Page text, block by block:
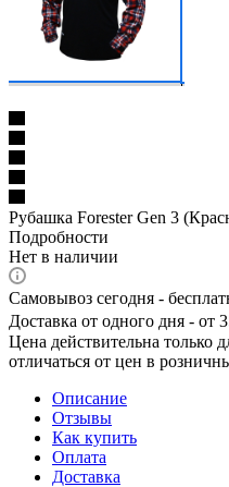
Рубашка Forester Gen 3
Подробности
Нет в наличии
Самовывоз сегодня -
Доставка от одного дня - от
Цена действительна только
отличаться от цен в
Описание
Отзывы
Как купить
Оплата
Доставка